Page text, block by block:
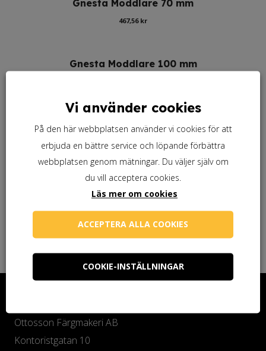
Gnesta Moddlare 70 mm
467,56 kr
Gnesta Moddlare 100 mm
Gnesta Allpensel 50 mm
297,03
Gnesta Allpensel 35 mm
Ottosson Färgmakeri AB
Kontoristgatan 10
Vi använder cookies
På den här webbplatsen använder vi cookies för att
erbjuda en bättre service och löpande förbättra
webbplatsen genom mätningar. Du väljer själv om
du vill acceptera cookies.
Läs mer om cookies
ACCEPTERA ALLA COOKIES
COOKIE-INSTÄLLNINGAR